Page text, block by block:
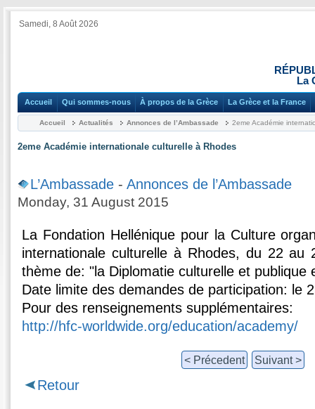
Samedi, 8 Août 2026
La
Accueil Qui sommes-nous À propos de la Grèce La Grèce et la France
Accueil Actualités Annonces de l’Ambassade 2eme Académie
2eme Académie internationale culturelle à Rhodes
L’Ambassade - Annonces de l’Ambassade
Monday, 31 August 2015
La Fondation Hellénique pour la Culture
internationale culturelle à Rhodes, du 22 au
thème de: "la Diplomatie culturelle et publique
Date limite des demandes de participation: le
Pour des renseignements supplémentaires:
http://hfc-worldwide.org/education/academy/
< Précedent Suivant >
Retour